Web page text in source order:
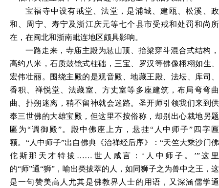
宝福寺中设有戒堂、法堂，是浦城、建瓯、松溪、政
和、周宁、寿宁及浙江庆元等七个县市受戒和处罚和尚所
在，在闽北和浙南毗连地区颇具影响。
一路走来，寺庙主殿为悬山顶、抬梁穿斗混合式结构，
高约八米，石质鼓镜式柱础，三宝、罗汉等佛像栩栩如生、
宏伟壮丽。围绕主殿的是观音殿、地藏王殿、法坛、库司、
香积、禅悦堂、法藏室、方丈室等多座建筑，布局弯弯曲
曲、扑朔迷离，稍不留神就会迷路。圣开师引领我们来到供
奉三世佛的大雄宝殿，但这里不按俗称，却别出心裁地另题
匾为“调御殿”。殿中佛座上方，悬挂“人中师子”四字匾
额。“人中师子”出自佛典《治禅经后序》：“天竺大乘沙门佛
佗斯那天才特拔……世人咸言：‘人中师子。’”这里
的“师”通“狮”，喻出类拔萃的人，如同狮子之为兽中之王，这
是一句赞美高人尤其是佛教界人士的用语，又深涵儒学通